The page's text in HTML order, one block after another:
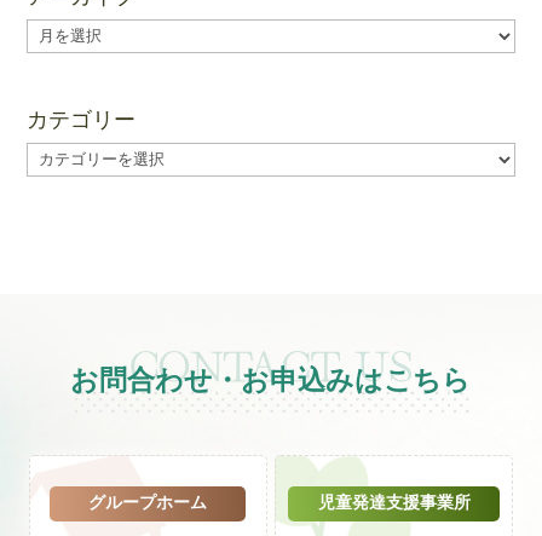
ア
ー
イ
ブ
カテゴリー
カ
テ
お問合わせ・お申込みはこちら
グループホーム 児童発達支援事業所